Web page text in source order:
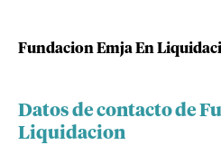
Fundacion Emja En
Datos de contacto de
Liquidacion